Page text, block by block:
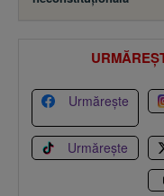
Urmărește
Urmărește